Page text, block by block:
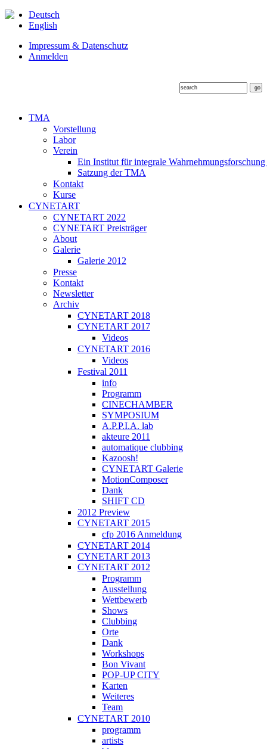
Deutsch
English
Impressum & Datenschutz
Anmelden
TMA
Vorstellung
Labor
Verein
Ein Institut für integrale
Satzung der TMA
Kontakt
Kurse
CYNETART
CYNETART 2022
CYNETART Preisträger
About
Galerie
Galerie 2012
Presse
Kontakt
Newsletter
Archiv
CYNETART 2018
CYNETART 2017
Videos
CYNETART 2016
Videos
Festival 2011
info
Programm
CINECHAMBER
SYMPOSIUM
A.P.P.I.A. lab
akteure 2011
automatique clubbing
Kazoosh!
CYNETART Galerie
MotionComposer
Dank
SHIFT CD
2012 Preview
CYNETART 2015
cfp 2016 Anmeldung
CYNETART 2014
CYNETART 2013
CYNETART 2012
Programm
Ausstellung
Wettbewerb
Shows
Clubbing
Orte
Dank
Workshops
Bon Vivant
POP-UP CITY
Karten
Weiteres
Team
CYNETART 2010
programm
artists